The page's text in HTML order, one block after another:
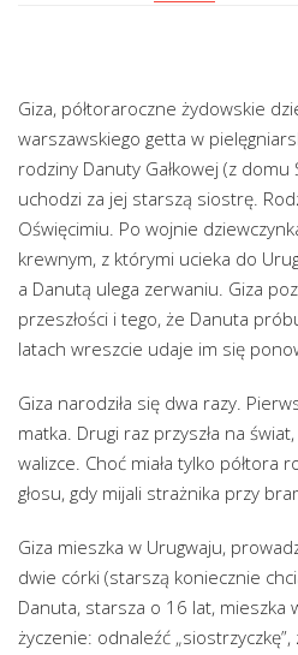
Giza, półtoraroczne żydowskie
warszawskiego getta w
rodziny Danuty Gałkowej (z domu
uchodzi za jej starszą siostrę.
Oświęcimiu. Po wojnie
krewnym, z którymi ucieka do
a Danutą ulega zerwaniu. Giza
przeszłości i tego, że Danuta
latach wreszcie udaje im się
Giza narodziła się dwa razy.
matka. Drugi raz przyszła na
walizce. Choć miała tylko półtora
głosu, gdy mijali strażnika przy
Giza mieszka w Urugwaju,
dwie córki (starszą koniecznie
Danuta, starsza o 16 lat, mieszka
życzenie: odnaleźć „siostrzyczkę”,